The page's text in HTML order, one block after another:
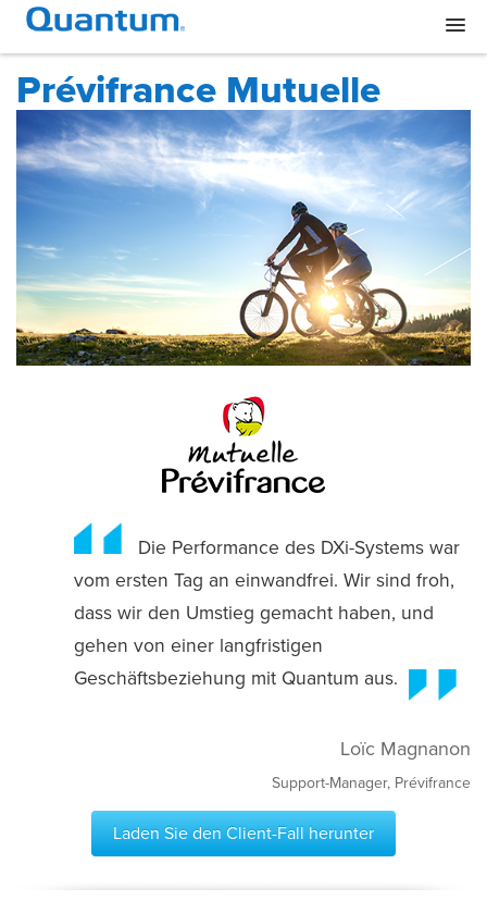
Prévifrance Mutuelle
Die Performance des DXi-Systems war
vom ersten Tag an einwandfrei. Wir sind froh,
dass wir den Umstieg gemacht haben, und
gehen von einer langfristigen
Geschäftsbeziehung mit Quantum aus.
Loïc Magnanon
Support-Manager, Prévifrance
Laden Sie den Client-Fall herunter